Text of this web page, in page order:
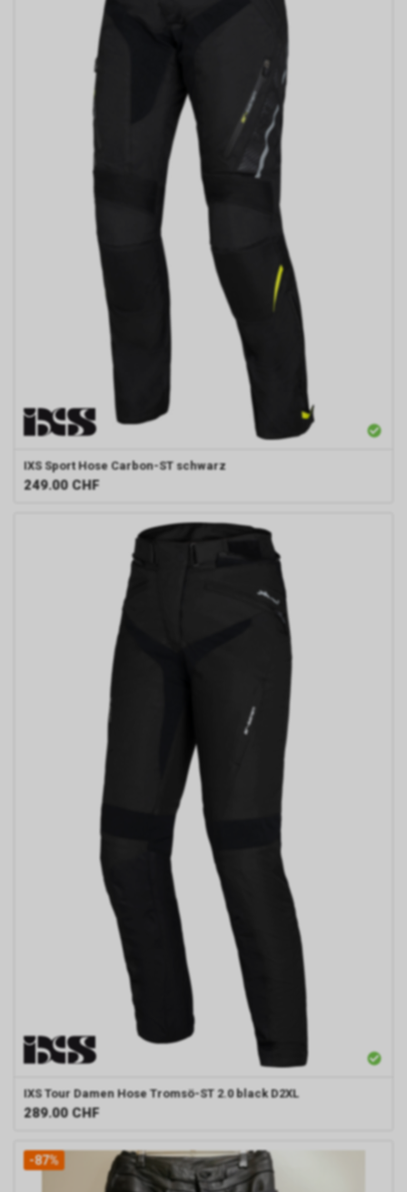
IXS Sport Hose Carbon-ST schwarz
249.00 CHF
IXS Tour Damen Hose Tromsö-ST 2.0 black D2XL
289.00 CHF
-87%